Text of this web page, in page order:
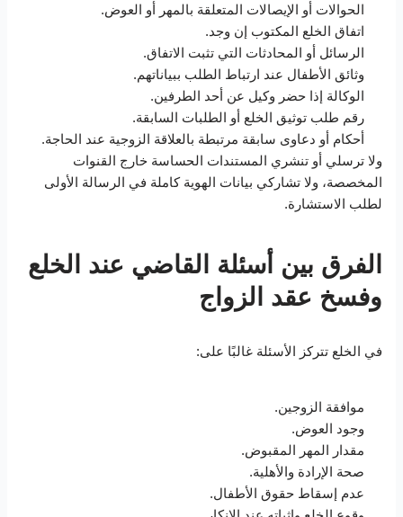
الحوالات أو الإيصالات المتعلقة بالمهر أو العوض.
اتفاق الخلع المكتوب إن وجد.
الرسائل أو المحادثات التي تثبت الاتفاق.
وثائق الأطفال عند ارتباط الطلب ببياناتهم.
الوكالة إذا حضر وكيل عن أحد الطرفين.
رقم طلب توثيق الخلع أو الطلبات السابقة.
أحكام أو دعاوى سابقة مرتبطة بالعلاقة الزوجية عند الحاجة.
ولا ترسلي أو تنشري المستندات الحساسة خارج القنوات
المخصصة، ولا تشاركي بيانات الهوية كاملة في الرسالة الأولى
لطلب الاستشارة.
الفرق بين أسئلة القاضي عند الخلع
وفسخ عقد الزواج
في الخلع تتركز الأسئلة غالبًا على:
موافقة الزوجين.
وجود العوض.
مقدار المهر المقبوض.
صحة الإرادة والأهلية.
عدم إسقاط حقوق الأطفال.